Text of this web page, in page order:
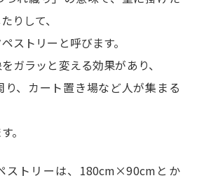
りして、
ストリーと呼びます。
ガラッと変える効果があり、
、カート置き場など人が集まる
。
ストリーは、180cm×90cmとか